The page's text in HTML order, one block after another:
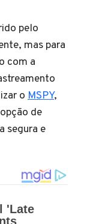
pelo
mas para
com a
o MSPY,
de
segura e